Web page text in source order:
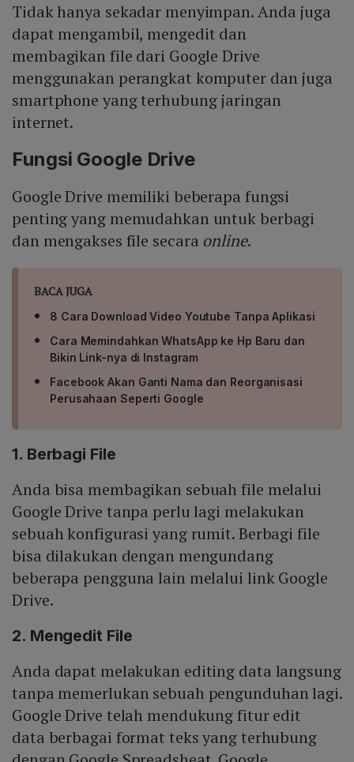
Tidak hanya sekadar menyimpan. Anda juga
dapat mengambil, mengedit dan
membagikan file dari Google Drive
menggunakan perangkat komputer dan juga
smartphone yang terhubung jaringan
internet.
Fungsi Google Drive
Google Drive memiliki beberapa fungsi
penting yang memudahkan untuk berbagi
dan mengakses file secara online.
BACA JUGA
8 Cara Download Video Youtube Tanpa Aplikasi
Cara Memindahkan WhatsApp ke Hp Baru dan
Bikin Link-nya di Instagram
Facebook Akan Ganti Nama dan Reorganisasi
Perusahaan Seperti Google
1. Berbagi File
Anda bisa membagikan sebuah file melalui
Google Drive tanpa perlu lagi melakukan
sebuah konfigurasi yang rumit. Berbagi file
bisa dilakukan dengan mengundang
beberapa pengguna lain melalui link Google
Drive.
2. Mengedit File
Anda dapat melakukan editing data langsung
tanpa memerlukan sebuah pengunduhan lagi.
Google Drive telah mendukung fitur edit
data berbagai format teks yang terhubung